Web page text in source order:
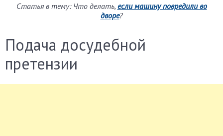
Статья в тему: Что делать, если машину повредили во
дворе?
Подача досудебной
претензии